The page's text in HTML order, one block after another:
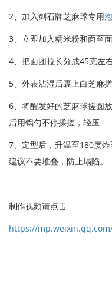
2、加入剑石牌芝麻球专用
3、立即加入糯米粉和面至
4、把面团拉长分成45克左
5、外表沾湿后裹上白芝麻
6、将醒发好的芝麻球搓圆
后用锅勺不停揉搓，轻压
7、定型后，升温至180度
建议不要堆叠，防止塌陷。
制作视频请点击
https://